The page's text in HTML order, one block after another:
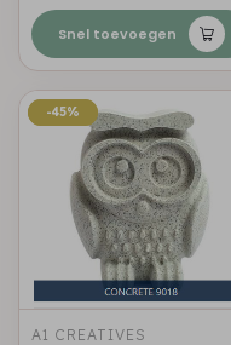
Snel toevoegen
-45%
-45%
A1 CREATIVES